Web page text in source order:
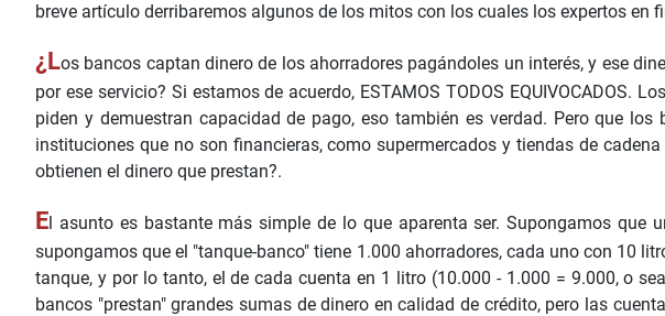
breve artículo derribaremos algunos de los mitos con los cuales los expertos en
¿Los bancos captan dinero de los ahorradores pagándoles un interés, y ese
por ese servicio? Si estamos de acuerdo, ESTAMOS TODOS
piden y demuestran capacidad de pago, eso también es verdad. Pero que
instituciones que no son financieras, como supermercados y tiendas de
obtienen el dinero que prestan?.
El asunto es bastante más simple de lo que aparenta ser. Supongamos
supongamos que el "tanque-banco" tiene 1.000 ahorradores, cada uno con 10
tanque, y por lo tanto, el de cada cuenta en 1 litro (10.000 - 1.000 = 9.000, o
bancos "prestan" grandes sumas de dinero en calidad de crédito, pero las